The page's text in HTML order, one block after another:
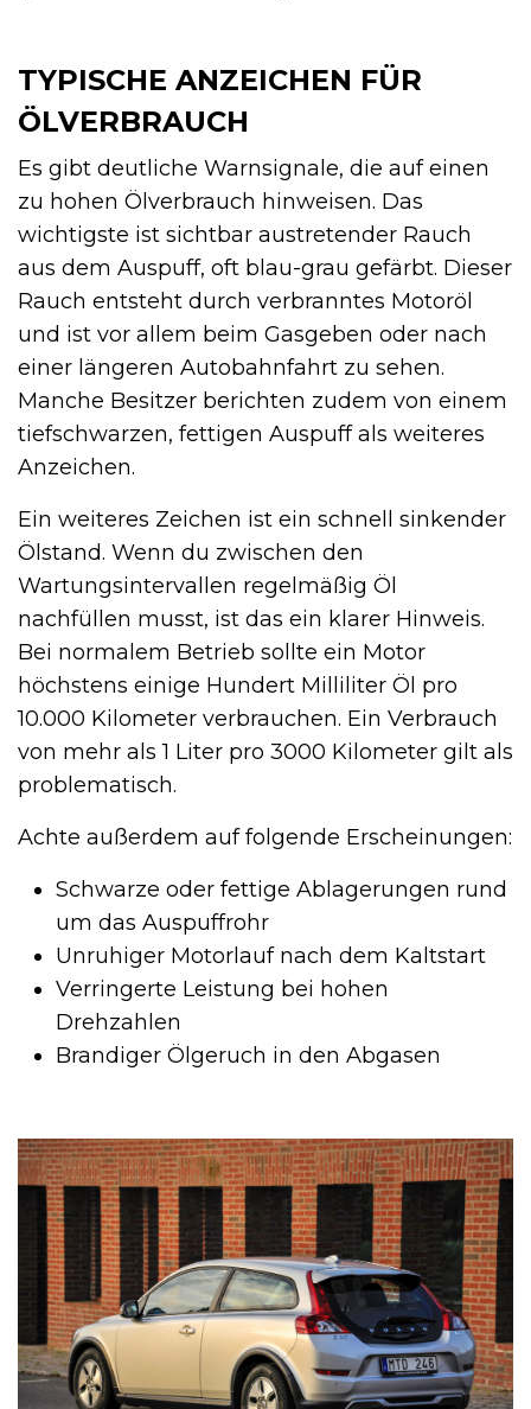
TYPISCHE ANZEICHEN FÜR
ÖLVERBRAUCH
Es gibt deutliche Warnsignale, die auf einen
zu hohen Ölverbrauch hinweisen. Das
wichtigste ist sichtbar austretender Rauch
aus dem Auspuff, oft blau-grau gefärbt. Dieser
Rauch entsteht durch verbranntes Motoröl
und ist vor allem beim Gasgeben oder nach
einer längeren Autobahnfahrt zu sehen.
Manche Besitzer berichten zudem von einem
tiefschwarzen, fettigen Auspuff als weiteres
Anzeichen.
Ein weiteres Zeichen ist ein schnell sinkender
Ölstand. Wenn du zwischen den
Wartungsintervallen regelmäßig Öl
nachfüllen musst, ist das ein klarer Hinweis.
Bei normalem Betrieb sollte ein Motor
höchstens einige Hundert Milliliter Öl pro
10.000 Kilometer verbrauchen. Ein Verbrauch
von mehr als 1 Liter pro 3000 Kilometer gilt als
problematisch.
Achte außerdem auf folgende Erscheinungen:
Schwarze oder fettige Ablagerungen rund
um das Auspuffrohr
Unruhiger Motorlauf nach dem Kaltstart
Verringerte Leistung bei hohen
Drehzahlen
Brandiger Ölgeruch in den Abgasen